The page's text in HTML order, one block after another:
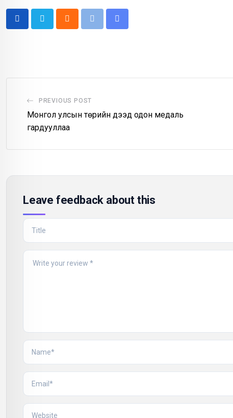
Cloud Print
Share
PREVIOUS POST
Монгол улсын төрийн дээд одон медаль
гардууллаа
Leave feedback about this